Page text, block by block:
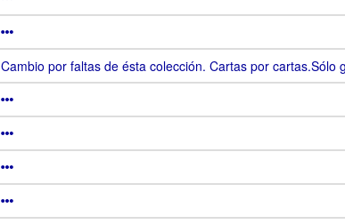
Cambio por faltas de ésta colección. Cartas por cartas.Sólo